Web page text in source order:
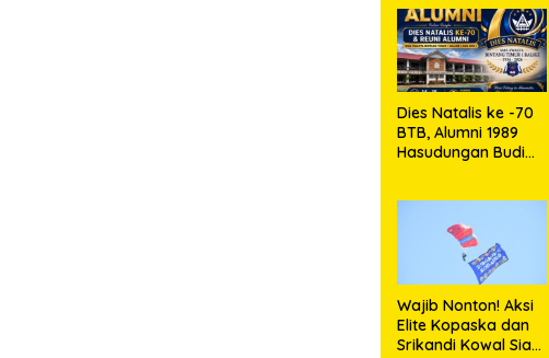
Dies Natalis ke -70
BTB, Alumni 1989
Hasudungan Budi
Wajib Nonton! Aksi
Elite Kopaska dan
Srikandi Kowal Siap